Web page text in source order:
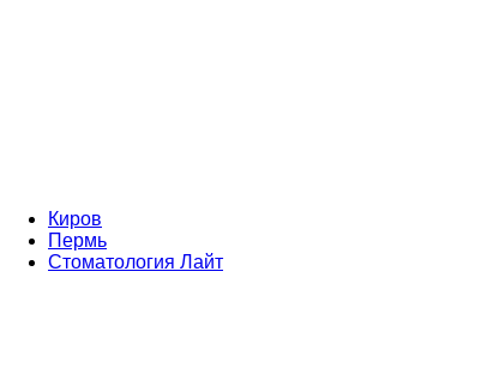
Киров
Пермь
Стоматология Лайт